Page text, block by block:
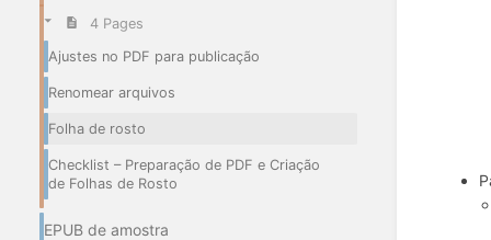
4 Pages
Ajustes no PDF para publicação
Renomear arquivos
Folha de rosto
Checklist – Preparação de PDF e Criação
de Folhas de Rosto
EPUB de amostra